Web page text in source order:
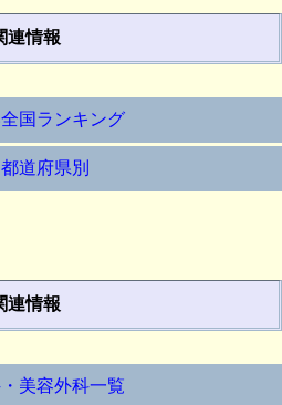
連情報
国ランキング
道府県別
連情報
美容外科一覧